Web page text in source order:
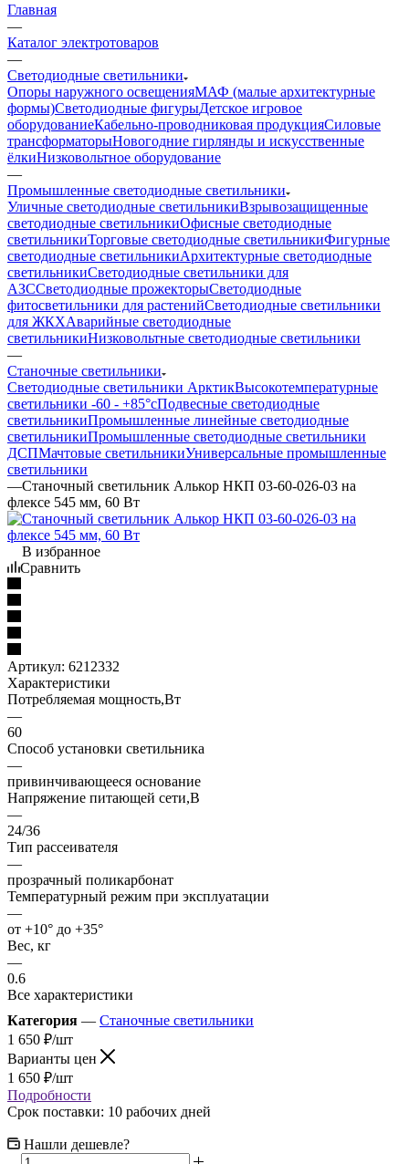
Главная
—
Каталог электротоваров
—
Светодиодные светильники
Опоры наружного освещенияМАФ (малые архитектурные
формы)Светодиодные фигурыДетское игровое
оборудованиеКабельно-проводниковая продукцияСиловые
трансформаторыНовогодние гирлянды и искусственные
ёлкиНизковольтное оборудование
—
Промышленные светодиодные светильники
Уличные светодиодные светильникиВзрывозащищенные
светодиодные светильникиОфисные светодиодные
светильникиТорговые светодиодные светильникиФигурные
светодиодные светильникиАрхитектурные светодиодные
светильникиСветодиодные светильники для
АЗССветодиодные прожекторыСветодиодные
фитосветильники для растенийСветодиодные светильники
для ЖКХАварийные светодиодные
светильникиНизковольтные светодиодные светильники
—
Станочные светильники
Светодиодные светильники АрктикВысокотемпературные
светильники -60 - +85°сПодвесные светодиодные
светильникиПромышленные линейные светодиодные
светильникиПромышленные светодиодные светильники
ДСПМачтовые светильникиУниверсальные промышленные
светильники
—Станочный светильник Алькор НКП 03-60-026-03 на
флексе 545 мм, 60 Вт
В избранное
Сравнить
Артикул: 6212332
Характеристики
Потребляемая мощность,Вт
—
60
Способ установки светильника
—
привинчивающееся основание
Напряжение питающей сети,В
—
24/36
Тип рассеивателя
—
прозрачный поликарбонат
Температурный режим при эксплуатации
—
от +10° до +35°
Вес, кг
—
0.6
Все характеристики
Категория — Станочные светильники
1 650 ₽/шт
Варианты цен
1 650 ₽/шт
Подробности
Срок поставки: 10 рабочих дней
Нашли дешевле?